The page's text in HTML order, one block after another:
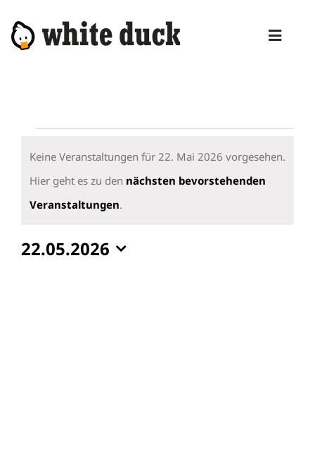
Inhalt
DIENSTLEISTUNGEN
MANAGED SERVICES
für
22.
Mai
Hinweis
Keine Veranstaltungen für 22. Mai 2026 vorgesehen.
Hier geht es zu den nächsten bevorstehenden
Veranstaltungen.
22.05.2026